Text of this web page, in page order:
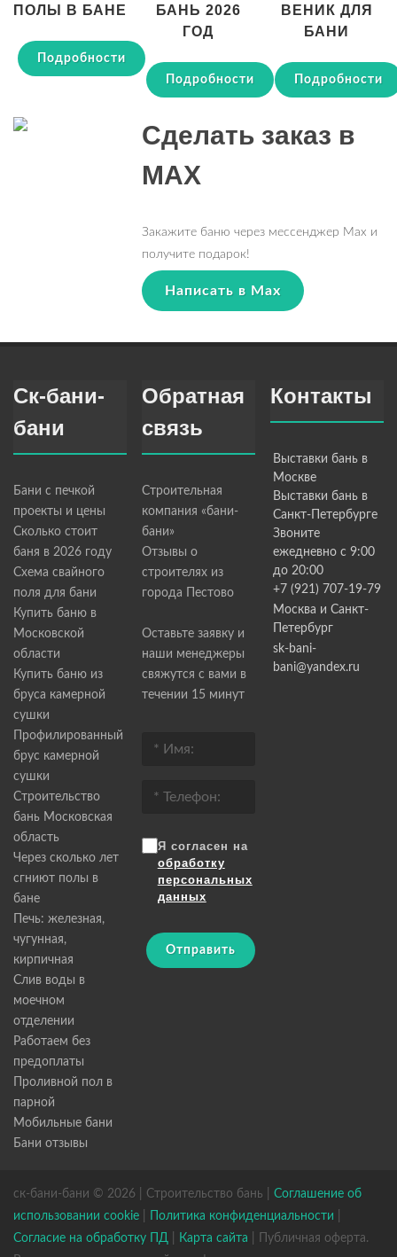
ПОЛЫ В БАНЕ
Подробности
БАНЬ 2026
ГОД
Подробности
ВЕНИК ДЛЯ
БАНИ
Подробности
Сделать заказ в
MAX
Закажите баню через мессенджер Max и
получите подарок!
Написать в Max
Ск-бани-
бани
Бани с печкой
проекты и цены
Сколько стоит
баня в 2026 году
Схема свайного
поля для бани
Купить баню в
Московской
области
Купить баню из
бруса камерной
сушки
Профилированный
брус камерной
сушки
Строительство
бань Московская
область
Через сколько лет
сгниют полы в
бане
Печь: железная,
чугунная,
кирпичная
Слив воды в
моечном
отделении
Работаем без
предоплаты
Проливной пол в
парной
Мобильные бани
Бани отзывы
Обратная
связь
Строительная
компания «бани-
бани»
Отзывы о
строителях из
города Пестово
Оставьте заявку и
наши менеджеры
свяжутся с вами в
течении 15 минут
Я согласен на
обработку
персональных
данных
Отправить
Контакты
Выставки бань в
Москве
Выставки бань в
Санкт-Петербурге
Звоните
ежедневно с 9:00
до 20:00
+7 (921) 707-19-79
Москва и Санкт-
Петербург
sk-bani-
bani@yandex.ru
ск-бани-бани © 2026 | Строительство бань | Соглашение об
использовании cookie
Политика конфиденциальности
Согласие на обработку ПД
Карта сайта | Публичная оферта.